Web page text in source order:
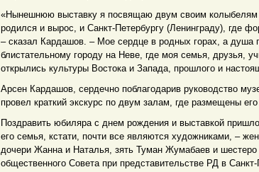
«Нынешнюю выставку я посвящаю двум своим колыбелям
родился и вырос, и Санкт-Петербургу (Ленинграду), где
– сказал Кардашов. – Мое сердце в родных горах, а душа
блистательному городу на Неве, где моя семья, друзья,
открылись культуры Востока и Запада, прошлого и
Арсен Кардашов, сердечно поблагодарив руководство
провел краткий экскурс по двум залам, где размещены
Поздравить юбиляра с днем рождения и выставкой
его семья, кстати, почти все являются художниками, –
дочери Жанна и Наталья, зять Туман Жумабаев и шестеро
общественного Совета при представительстве РД в